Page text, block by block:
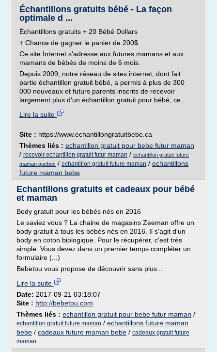
Échantillons gratuits bébé - La façon
optimale d ...
Échantillons gratuits + 20 Bébé Dollars
+ Chance de gagner le panier de 200$
Ce site Internet s'adresse aux futures mamans et aux
mamans de bébés de moins de 6 mois.
Depuis 2009, notre réseau de sites internet, dont fait
partie échantillon gratuit bébé, a permis à plus de 300
000 nouveaux et futurs parents inscrits de recevoir
largement plus d'un échantillon gratuit pour bébé, ce...
Lire la suite
Site : https://www.echantillongratuitbebe.ca
Thèmes liés : echantillon gratuit pour bebe futur maman
/ recevoir echantillon gratuit futur maman / echantillon gratuit future
maman quebec / echantillon gratuit future maman / echantillons
future maman bebe
Echantillons gratuits et cadeaux pour bébé
et maman
Body gratuit pour les bébés nés en 2016
Le saviez vous ? La chaine de magasins Zeeman offre un
body gratuit à tous les bébés nés en 2016. Il s'agit d'un
body en coton biologique. Pour le récupérer, c'est très
simple. Vous devez dans un premier temps compléter un
formulaire (...)
Bebetou vous propose de découvrir sans plus...
Lire la suite
Date: 2017-09-21 03:18:07
Site : http://bebetou.com
Thèmes liés : echantillon gratuit pour bebe futur maman /
echantillon gratuit future maman / echantillons future maman
bebe / cadeaux future maman bebe / cadeaux gratuit future
maman